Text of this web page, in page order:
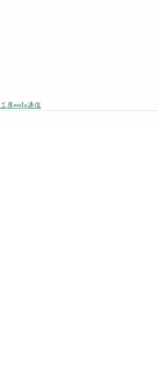
工房mole通信